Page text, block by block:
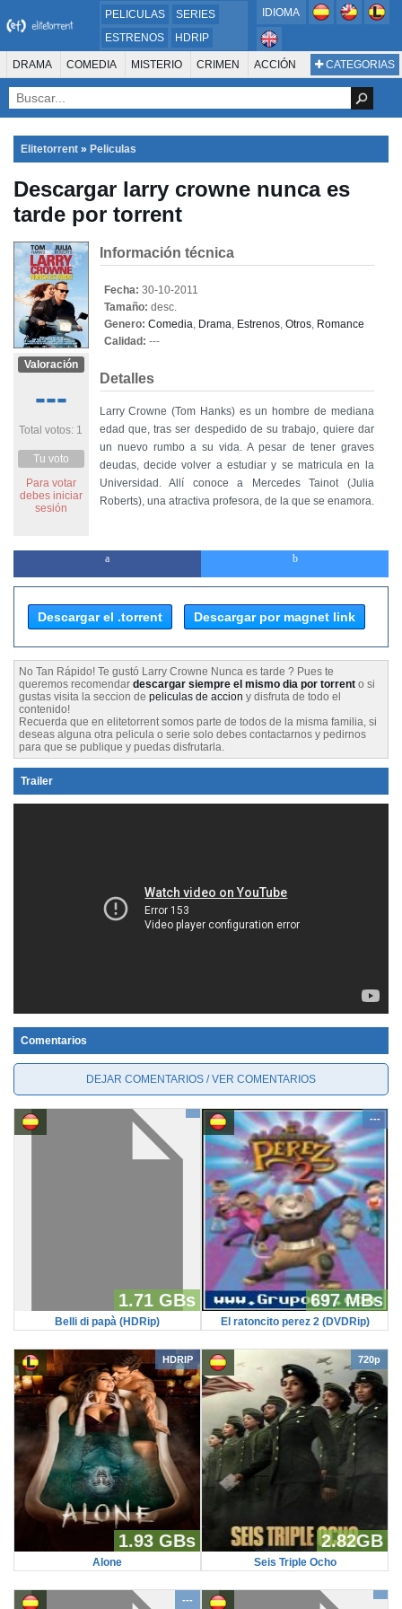
PELICULAS
SERIES
ESTRENOS
HDRIP
MICROHD
720P
DVDRIP
IDIOMA
CATEGORIAS
DRAMA COMEDIA MISTERIO CRIMEN ACCIÓN
SUSPENSO AVENTURA
ANIMACIÓN ROMANCE TERROR CIENCIA FICCIÓN FANTASÍA
FAMILIA DOCUS Y TV
PELÍCULA DE LA TELEVISIÓN FOREIGN KIDS REALITY ANIMACION
Elitetorrent » Peliculas
Descargar larry crowne nunca es
tarde por torrent
Valoración
---
Total votos: 1
Tu voto
Para votar
debes iniciar
sesión
Información técnica
Fecha: 30-10-2011
Tamaño: desc.
Genero: Comedia, Drama, Estrenos, Otros, Romance
Calidad: ---
Detalles
Larry Crowne (Tom Hanks) es un hombre de mediana
edad que, tras ser despedido de su trabajo, quiere dar
un nuevo rumbo a su vida. A pesar de tener graves
deudas, decide volver a estudiar y se matricula en la
Universidad. Allí conoce a Mercedes Tainot (Julia
Roberts), una atractiva profesora, de la que se enamora.
Descargar el .torrent Descargar por magnet link
No Tan Rápido! Te gustó Larry Crowne Nunca es tarde ? Pues te
queremos recomendar descargar siempre el mismo dia por torrent o si
gustas visita la seccion de peliculas de accion y disfruta de todo el
contenido!
Recuerda que en elitetorrent somos parte de todos de la misma familia, si
deseas alguna otra pelicula o serie solo debes contactarnos y pedirnos
para que se publique y puedas disfrutarla.
Trailer
Comentarios
DEJAR COMENTARIOS / VER COMENTARIOS
1.71 GBs
Belli di papà (HDRip)
---
697 MBs
El ratoncito perez 2 (DVDRip)
HDRIP
1.93 GBs
Alone
720p
2.82GB
Seis Triple Ocho
---